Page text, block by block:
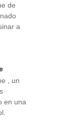
de
a
, un
en una